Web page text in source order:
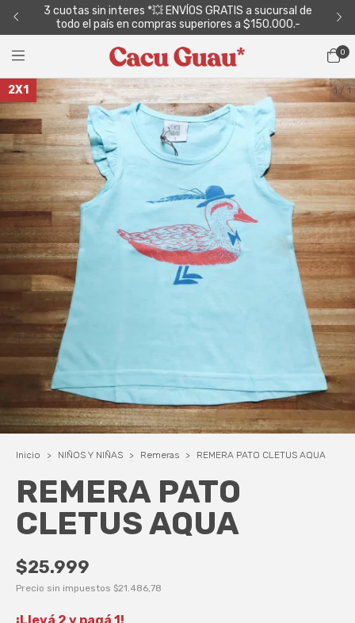
3 cuotas sin interes *💥 ENVÍOS GRATIS a sucursal de
todo el país en compras superiores a $150.000.-
0
2X1 1/ 1
Inicio > NIÑOS Y NIÑAS > Remeras > REMERA PATO CLETUS AQUA
REMERA PATO
CLETUS AQUA
$25.999
Precio sin impuestos $21.486,78